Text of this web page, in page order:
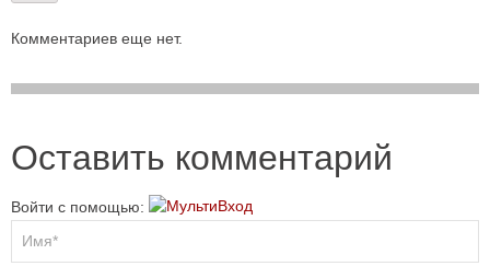
Комментариев еще нет.
Оставить комментарий
Войти с помощью: